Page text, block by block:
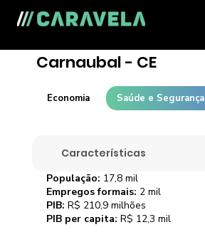
Características
População: 17,8 mil
Empregos formais: 2 mil
PIB: R$ 210,9 milhões
PIB per capita: R$ 12,3 mil
Economia Saúde e Segurança
Carnaubal - CE